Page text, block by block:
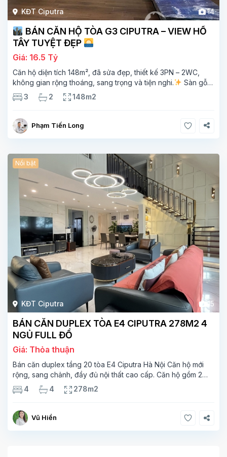
KĐT Ciputra 14
BÁN CĂN HỘ TÒA G3 CIPUTRA – VIEW HỒ
TÂY TUYỆT ĐẸP
Giá: 16.5 Tỷ
Căn hộ diện tích 148m², đã sửa đẹp, thiết kế 3PN – 2WC,
không gian rộng thoáng, sang trọng và tiện nghi.
Sàn gỗ
cao cấp, ánh sáng tự nhiên chan hòa, view hồ Tây đắt giá –
mang lại
3 2 148m2
Phạm Tiến Long
KĐT Ciputra 15
Nổi bật
BÁN CĂN DUPLEX TÒA E4 CIPUTRA 278M2 4
NGỦ FULL ĐỒ
Giá: Thỏa thuận
Bán căn duplex tầng 20 tòa E4 Ciputra Hà Nội Căn hộ mới
rộng, sang chảnh, đầy đủ nội thất cao cấp. Căn hộ gồm 2
tầng. Tầng 1 rộng 142m2 bao gồm phòng khách, phòng ăn,
phòng bếp, 2 phòng ngủ,
4 4 278m2
Vũ Hiền